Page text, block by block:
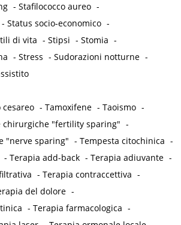
-Stafilococco aureo -
-Status socio-economico -
di vita -Stipsi -Stomia -
-Stress -Sudorazioni notturne -
cesareo -Tamoxifene -Taoismo -
chirurgiche "fertility sparing" -
"nerve sparing" -Tempesta citochinica -
-Terapia add-back -Terapia adiuvante -
-Terapia contraccettiva -
del dolore -
-Terapia farmacologica -